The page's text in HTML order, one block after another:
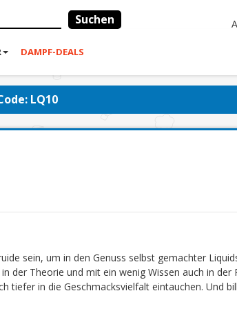
Suchen
DAMPF-DEALS
LQ10
sein, um in den Genuss selbst gemachter
der Theorie und mit ein wenig Wissen auch in der
tiefer in die Geschmacksvielfalt eintauchen. Und